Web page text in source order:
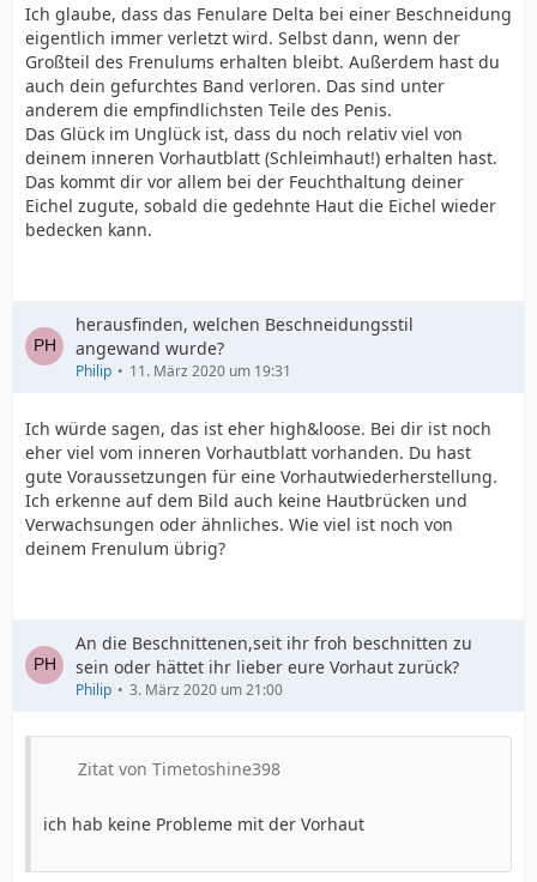
Ich glaube, dass das Fenulare Delta bei einer Beschneidung
eigentlich immer verletzt wird. Selbst dann, wenn der
Großteil des Frenulums erhalten bleibt. Außerdem hast du
auch dein gefurchtes Band verloren. Das sind unter
anderem die empfindlichsten Teile des Penis.
Das Glück im Unglück ist, dass du noch relativ viel von
deinem inneren Vorhautblatt (Schleimhaut!) erhalten hast.
Das kommt dir vor allem bei der Feuchthaltung deiner
Eichel zugute, sobald die gedehnte Haut die Eichel wieder
bedecken kann.
herausfinden, welchen Beschneidungsstil
angewand wurde?
Philip 11. März 2020 um 19:31
Ich würde sagen, das ist eher high&loose. Bei dir ist noch
eher viel vom inneren Vorhautblatt vorhanden. Du hast
gute Voraussetzungen für eine Vorhautwiederherstellung.
Ich erkenne auf dem Bild auch keine Hautbrücken und
Verwachsungen oder ähnliches. Wie viel ist noch von
deinem Frenulum übrig?
An die Beschnittenen,seit ihr froh beschnitten zu
sein oder hättet ihr lieber eure Vorhaut zurück?
Philip 3. März 2020 um 21:00
Zitat von Timetoshine398
ich hab keine Probleme mit der Vorhaut